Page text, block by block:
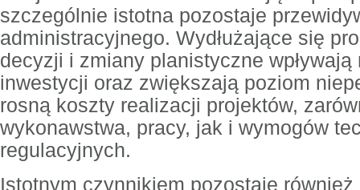
szczególnie istotna pozostaje
administracyjnego. Wydłużające się
decyzji i zmiany planistyczne
inwestycji oraz zwiększają poziom
rosną koszty realizacji projektów,
wykonawstwa, pracy, jak i wymogów
regulacyjnych.
Istotnym czynnikiem pozostaje